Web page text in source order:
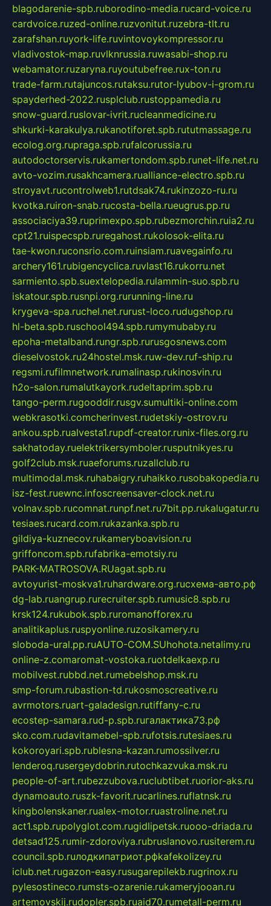
blagodarenie-spb.ruborodino-media.rucard-voice.ru
cardvoice.ruzed-online.ruzvonitut.ruzebra-tlt.ru
zarafshan.ruyork-life.ruvintovoykompressor.ru
vladivostok-map.ruvlknrussia.ruwasabi-shop.ru
webamator.ruzaryna.ruyoutubefree.rux-ton.ru
trade-farm.rutajuncos.rutaksu.rutor-lyubov-i-grom.ru
spayderhed-2022.rusplclub.rustoppamedia.ru
snow-guard.ruslovar-ivrit.rucleanmedicine.ru
shkurki-karakulya.rukanotiforet.spb.rututmassage.ru
ecolog.org.rupraga.spb.rufalcorussia.ru
autodoctorservis.rukamertondom.spb.runet-life.net.ru
avto-vozim.rusakhcamera.rualliance-electro.spb.ru
stroyavt.rucontrolweb1.rutdsak74.rukinzozo-ru.ru
kvotka.ruiron-snab.rucosta-bella.rueugrus.pp.ru
associaciya39.ruprimexpo.spb.rubezmorchin.ruia2.ru
cpt21.ruispecspb.ruregahost.rukolosok-elita.ru
tae-kwon.ruconsrio.com.ruinsiam.ruavegainfo.ru
archery161.rubigencyclica.ruvlast16.rukorru.net
sarmiento.spb.suextelopedia.rulammin-suo.spb.ru
iskatour.spb.rusnpi.org.rurunning-line.ru
krygeva-spa.ruchel.net.rurust-loco.rudugshop.ru
hl-beta.spb.ruschool494.spb.rumymubaby.ru
epoha-metalband.rungr.spb.rurusgosnews.com
dieselvostok.ru24hostel.msk.ruw-dev.ruf-ship.ru
regsmi.rufilmnetwork.rumalinasp.rukinosvin.ru
h2o-salon.rumalutkayork.rudeltaprim.spb.ru
tango-perm.rugooddir.rusgv.sumultiki-online.com
webkrasotki.comcherinvest.rudetskiy-ostrov.ru
ankou.spb.rualvesta1.rupdf-creator.runix-files.org.ru
sakhatoday.ruelektrikersymboler.rusputnikyes.ru
golf2club.msk.ruaeforums.ruzallclub.ru
multimodal.msk.ruhabaigry.ruhaikko.rusobakopedia.ru
isz-fest.ruewnc.infoscreensaver-clock.net.ru
volnav.spb.rucomnat.runpf.net.ru7bit.pp.rukalugatur.ru
tesiaes.rucard.com.rukazanka.spb.ru
gildiya-kuznecov.rukameryboavision.ru
griffoncom.spb.rufabrika-emotsiy.ru
PARK-MATROSOVA.RUagat.spb.ru
avtoyurist-moskva1.ruhardware.org.ruсхема-авто.рф
dg-lab.ruangrup.rurecruiter.spb.rumusic8.spb.ru
krsk124.rukubok.spb.ruromanofforex.ru
analitikaplus.ruspyonline.ruzosikamery.ru
sloboda-ural.pp.ruAUTO-COM.SUhohota.netalimy.ru
online-z.comaromat-vostoka.ruotdelkaexp.ru
mobilvest.rubbd.net.rumebelshop.msk.ru
smp-forum.rubastion-td.rukosmoscreative.ru
avrmotors.ruart-galadesign.rutiffany-c.ru
ecostep-samara.rud-p.spb.ruгалактика73.рф
sko.com.rudavitamebel-spb.rufotsis.rutesiaes.ru
kokoroyari.spb.rublesna-kazan.rumossilver.ru
lenderoq.rusergeydobrin.rutochkazvuka.msk.ru
people-of-art.rubezzubova.ruclubtibet.ruorior-aks.ru
dynamoauto.ruszk-favorit.rucarlines.ruflatnsk.ru
kingbolenskaner.rualex-motor.ruastroline.net.ru
act1.spb.rupolyglot.com.rugidlipetsk.ruooo-driada.ru
detsad125.rumir-zdoroviya.rubruslanovo.rusiterem.ru
council.spb.ruлодкипатриот.рфkafekolizey.ru
iclub.net.rugazon-easy.rusugarepilekb.rugrinox.ru
pylesostineco.rumsts-ozarenie.rukameryjooan.ru
artemovskij.rudopler.spb.ruaid70.rumetall-perm.ru